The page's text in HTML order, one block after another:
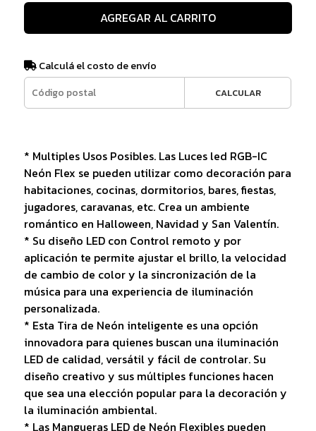
AGREGAR AL CARRITO
Calculá el costo de envío
CALCULAR
* Multiples Usos Posibles. Las Luces led RGB-IC
Neón Flex se pueden utilizar como decoración para
habitaciones, cocinas, dormitorios, bares, fiestas,
jugadores, caravanas, etc. Crea un ambiente
romántico en Halloween, Navidad y San Valentín.
* Su diseño LED con Control remoto y por
aplicación te permite ajustar el brillo, la velocidad
de cambio de color y la sincronización de la
música para una experiencia de iluminación
personalizada.
* Esta Tira de Neón inteligente es una opción
innovadora para quienes buscan una iluminación
LED de calidad, versátil y fácil de controlar. Su
diseño creativo y sus múltiples funciones hacen
que sea una elección popular para la decoración y
la iluminación ambiental.
* Las Mangueras LED de Neón Flexibles pueden